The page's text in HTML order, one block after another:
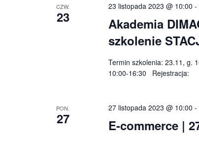
CZW.
23
Akademia
szkolenie
23 listopada 2023 @ 10:00 -
Termin szkolenia: 23.11, g.
10:00-16:30 Rejestracja:
PON.
27 E-commerce |
27 listopada 2023 @ 10:00 -